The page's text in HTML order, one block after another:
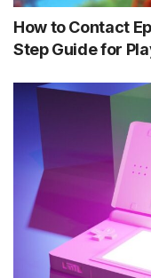
How to Contact
Step Guide for